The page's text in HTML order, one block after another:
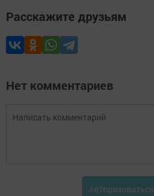
Расскажите друзьям
Нет комментариев
Авторизоваться